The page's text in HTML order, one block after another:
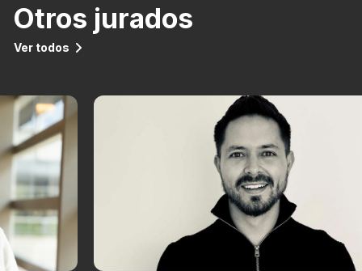
Otros jurados
Ver todos